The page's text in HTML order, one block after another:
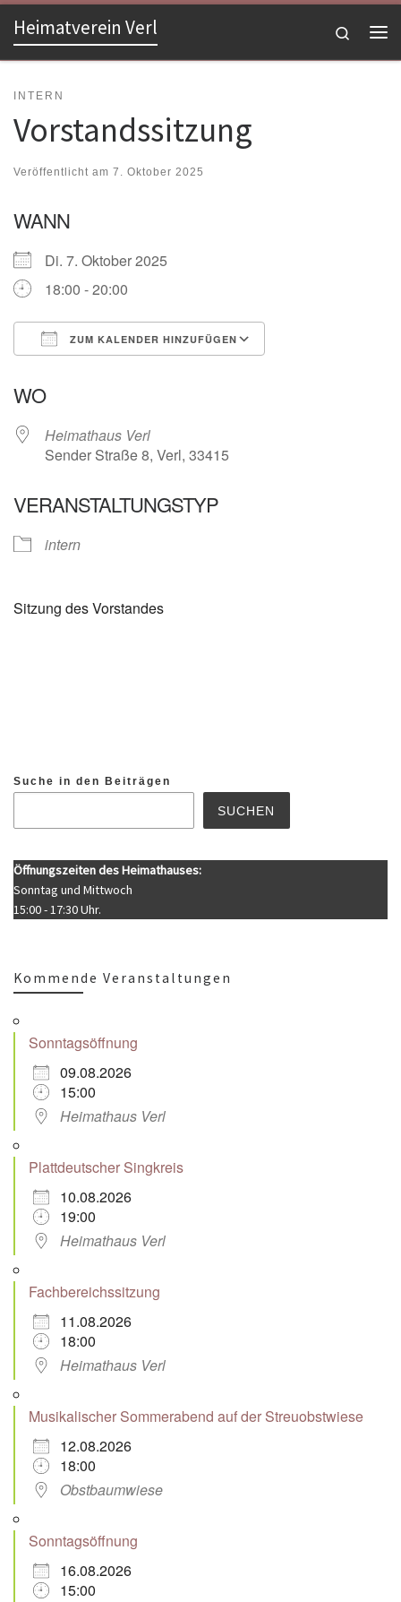
Zum Inhalt springen
Heimatverein Verl
Search
INTERN
Vorstandssitzung
Veröffentlicht am 7. Oktober 2025
WANN
Di. 7. Oktober 2025
18:00 - 20:00
ZUM KALENDER HINZUFÜGEN
WO
Heimathaus Verl
Sender Straße 8, Verl, 33415
VERANSTALTUNGSTYP
intern
Sitzung des Vorstandes
Suche in den Beiträgen
SUCHEN
Öffnungszeiten des Heimathauses:
Sonntag und Mittwoch
15:00 - 17:30 Uhr.
Kommende Veranstaltungen
Sonntagsöffnung
09.08.2026
15:00
Heimathaus Verl
Plattdeutscher Singkreis
10.08.2026
19:00
Heimathaus Verl
Fachbereichssitzung
11.08.2026
18:00
Heimathaus Verl
Musikalischer Sommerabend auf der Streuobstwiese
12.08.2026
18:00
Obstbaumwiese
Sonntagsöffnung
16.08.2026
15:00